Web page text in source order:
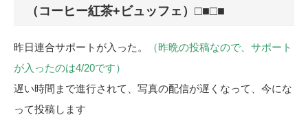
（コーヒー紅茶+ビュッフェ）□■□■
昨日連合サポートが入った。
（昨晩の投稿なので、サポート
が入ったのは4/20です）
遅い時間まで進行されて、写真の配信が遅くなって、今にな
って投稿します